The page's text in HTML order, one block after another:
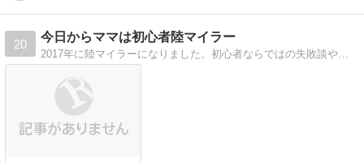
20
今日からママは初心者陸マイラー
2017年に陸マイラーになりました。初心者ならではの失敗談や、陸マイラー初心者のためになる記事を書きます！！